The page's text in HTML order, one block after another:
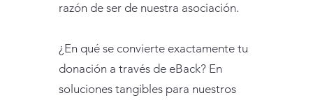
razón de ser de nuestra asociación.
¿En qué se convierte exactamente tu
donación a través de eBack? En
soluciones tangibles para nuestros